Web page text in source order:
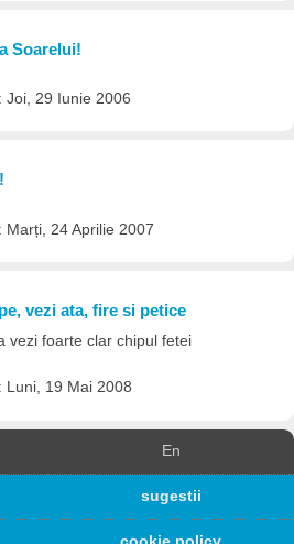
Soarelui!
Joi, 29 Iunie 2006
Marți, 24 Aprilie 2007
vezi ata, fire si petice
vezi foarte clar chipul fetei
Luni, 19 Mai 2008
En
sugestii